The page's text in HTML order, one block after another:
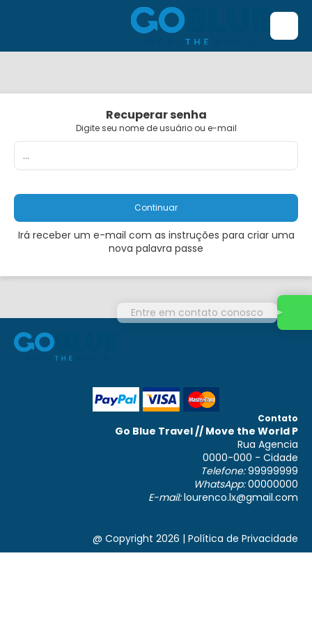
Recuperar senha
Digite seu nome de usuário ou e-mail
Continuar
Irá receber um e-mail com as instruções para criar uma
nova palavra passe
Contato
Go Blue Travel // Move the World P
Rua Agencia
0000-000 - Cidade
Telefone:99999999
WhatsApp:00000000
E-mail:lourenco.lx@gmail.com
@ Copyright 2026 | Política de Privacidade
Entre em contato conosco